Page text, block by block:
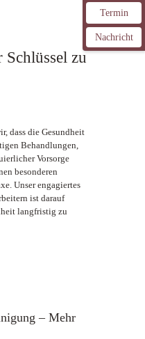
Termin
Nachricht
zu
dass die Gesundheit
Behandlungen,
Vorsorge
besonderen
Unser engagiertes
ist darauf
langfristig zu
– Mehr